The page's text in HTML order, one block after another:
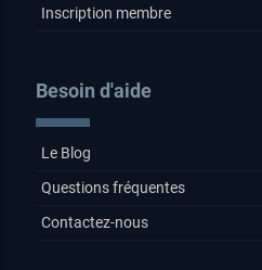
Inscription membre
Besoin d'aide
Le Blog
Questions fréquentes
Contactez-nous